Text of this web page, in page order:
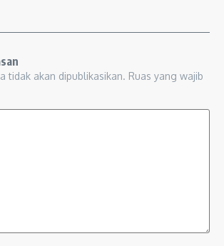
tidak akan dipublikasikan. Ruas yang wajib